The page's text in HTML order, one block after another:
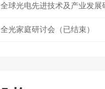
全球光电先进技术及产业发展
全光家庭研讨会（已结束）